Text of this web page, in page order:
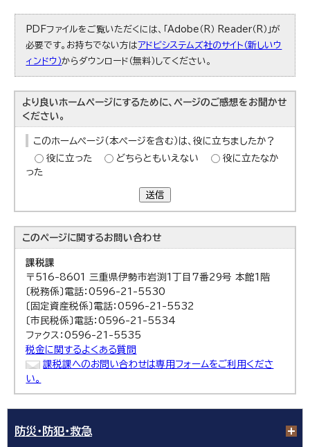
PDFファイルをご覧いただくには、「Adobe（R） Reader（R）」が
必要です。お持ちでない方は アドビシステムズ社のサイト（新しいウ
ィンドウ）からダウンロード（無料）してください。
より良いホームページにするために、ページのご感想をお聞かせ
ください。
このホームページ（本ページを含む）は、役に立ちましたか？
役に立った
どちらともいえない
役に立たなか
った
送信
このページに関するお問い合わせ
課税課
〒516-8601 三重県伊勢市岩渕1丁目7番29号 本館1階
〔税務係〕電話：0596-21-5530
〔固定資産税係〕電話：0596-21-5532
〔市民税係〕電話：0596-21-5534
ファクス：0596-21-5535
税金に関するよくある質問
課税課へのお問い合わせは専用フォームをご利用くださ
い。
防災・防犯・救急